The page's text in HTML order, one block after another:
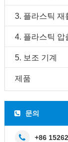
3. 플라스틱 재
4. 플라스틱 압
5. 보조 기계
제품
문의
+86